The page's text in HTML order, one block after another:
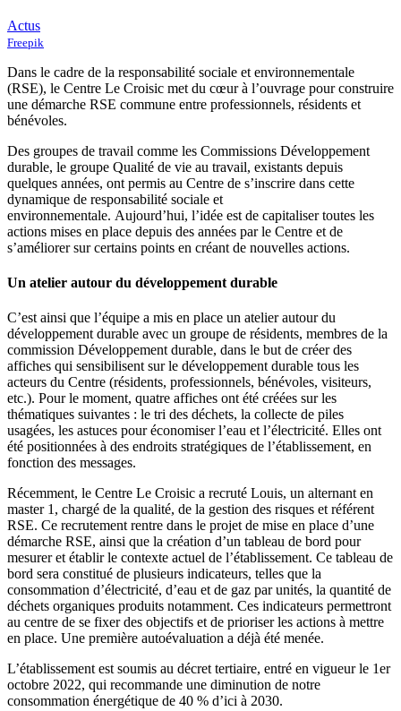
Actus
Freepik
Dans le cadre de la responsabilité sociale et environnementale
(RSE), le Centre Le Croisic met du cœur à l’ouvrage pour construire
une démarche RSE commune entre professionnels, résidents et
bénévoles.
Des groupes de travail comme les Commissions Développement
durable, le groupe Qualité de vie au travail, existants depuis
quelques années, ont permis au Centre de s’inscrire dans cette
dynamique de responsabilité sociale et
environnementale. Aujourd’hui, l’idée est de capitaliser toutes les
actions mises en place depuis des années par le Centre et de
s’améliorer sur certains points en créant de nouvelles actions.
Un atelier autour du développement durable
C’est ainsi que l’équipe a mis en place un atelier autour du
développement durable avec un groupe de résidents, membres de la
commission Développement durable, dans le but de créer des
affiches qui sensibilisent sur le développement durable tous les
acteurs du Centre (résidents, professionnels, bénévoles, visiteurs,
etc.). Pour le moment, quatre affiches ont été créées sur les
thématiques suivantes : le tri des déchets, la collecte de piles
usagées, les astuces pour économiser l’eau et l’électricité. Elles ont
été positionnées à des endroits stratégiques de l’établissement, en
fonction des messages.
Récemment, le Centre Le Croisic a recruté Louis, un alternant en
master 1, chargé de la qualité, de la gestion des risques et référent
RSE. Ce recrutement rentre dans le projet de mise en place d’une
démarche RSE, ainsi que la création d’un tableau de bord pour
mesurer et établir le contexte actuel de l’établissement. Ce tableau de
bord sera constitué de plusieurs indicateurs, telles que la
consommation d’électricité, d’eau et de gaz par unités, la quantité de
déchets organiques produits notamment. Ces indicateurs permettront
au centre de se fixer des objectifs et de prioriser les actions à mettre
en place. Une première autoévaluation a déjà été menée.
L’établissement est soumis au décret tertiaire, entré en vigueur le 1er
octobre 2022, qui recommande une diminution de notre
consommation énergétique de 40 % d’ici à 2030.